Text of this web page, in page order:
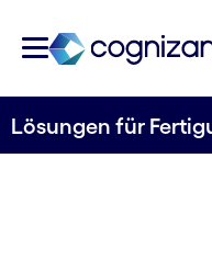
Lösungen für